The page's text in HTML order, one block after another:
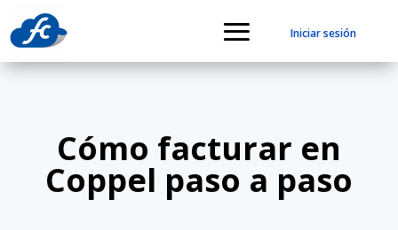
Iniciar sesión
Cómo facturar en
Coppel paso a paso